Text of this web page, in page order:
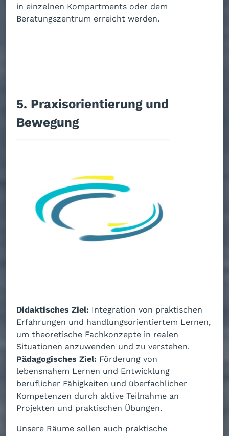
in einzelnen Kompartments oder dem
Beratungszentrum erreicht werden.
5. Praxisorientierung und
Bewegung
Didaktisches Ziel: Integration von praktischen
Erfahrungen und handlungsorientiertem Lernen,
um theoretische Fachkonzepte in realen
Situationen anzuwenden und zu verstehen.
Pädagogisches Ziel: Förderung von
lebensnahem Lernen und Entwicklung
beruflicher Fähigkeiten und überfachlicher
Kompetenzen durch aktive Teilnahme an
Projekten und praktischen Übungen.
Unsere Räume sollen auch praktische